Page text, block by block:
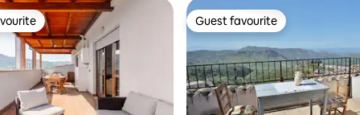
Guest favourite
Guest favourite